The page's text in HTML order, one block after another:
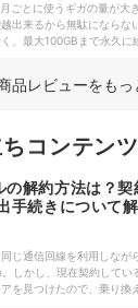
円と割高です。実際に
関わらず、ほかの格安
ました。手続き方法がオ
にこだわる人でなければ
でしょう。＜おすすめな
費用なしで乗り換えたい人
まで可能と、出張や旅
した独自回線を使用して
郊外の2か所で測定した
り遅い格安SIMもありま
視聴できるほどの速度を
下でもつながりやすいと
されましたが、拡大して
で、圏外になるのが心配
圏の人・データ使用量が
タ通信量が一定を超える
高くなっている場合があ
たくさん使いたい人は、
＜おすすめな人＞データ
ごとに使うギガの量が大
出来るから無駄にならな
、最大100GBまで永久に
ンは5〜20GBの3種類。
ットに。U-NEXTが気に
1,200U-NEXTポイントは
れも高画質動画を再生で
回線を間借りしている
時がある」との口コミの
担額0円でついてくるこ
用は、年間最大3万円ま
格安SIMは、比較したな
品レビューをもっ
コンテンツ
の解約方法は？
手続きについて
じ通信回線を利用しなが
しかし、現在契約してい
を見つけたので、乗り換